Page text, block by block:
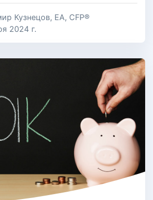
Кузнецов, EA, CFP®
2024 г.